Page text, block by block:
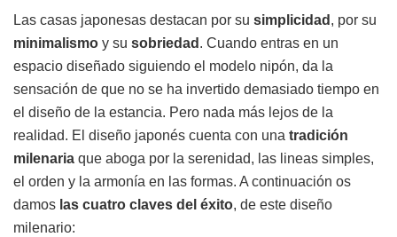
Las casas japonesas destacan por su simplicidad , por su
minimalismo y su sobriedad . Cuando entras en un
espacio diseñado siguiendo el modelo nipón, da la
sensación de que no se ha invertido demasiado tiempo en
el diseño de la estancia. Pero nada más lejos de la
realidad. El diseño japonés cuenta con una tradición
milenaria que aboga por la serenidad, las lineas simples,
el orden y la armonía en las formas. A continuación os
damos las cuatro claves del éxito, de este diseño
milenario: